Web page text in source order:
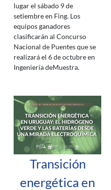
lugar el sábado 9 de
setiembre en Fing. Los
equipos ganadores
clasificarán al Concurso
Nacional de Puentes que se
realizará el 6 de octubre en
Ingeniería deMuestra.
Transición
energética en